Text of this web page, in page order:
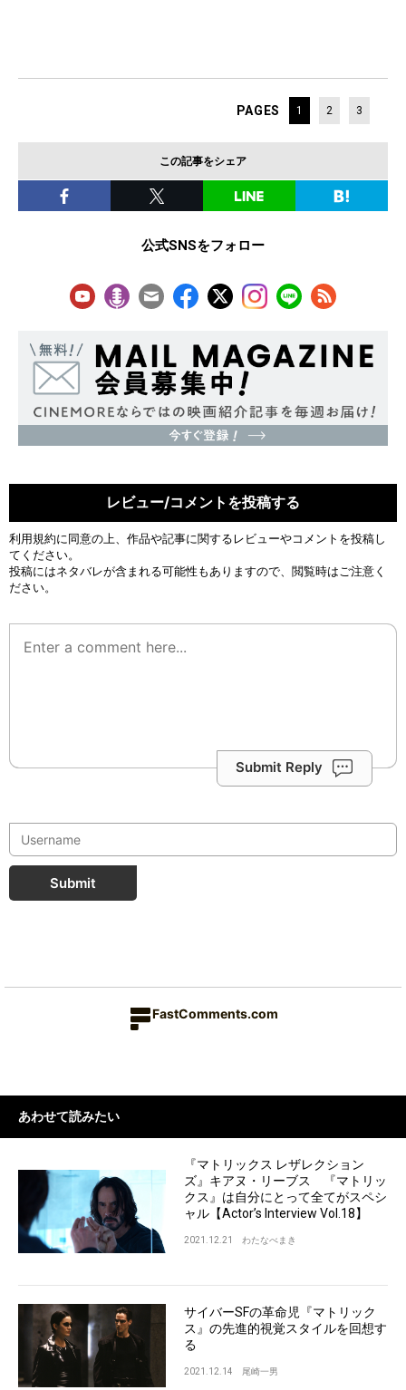
PAGES 1 2 3
この記事をシェア
公式SNSをフォロー
レビュー/コメントを投稿する
利用規約に同意の上、作品や記事に関するレビューやコメントを投稿し
てください。
投稿にはネタバレが含まれる可能性もありますので、閲覧時はご注意く
ださい。
Submit Reply
Submit
FastComments.com
あわせて読みたい
『マトリックス レザレクション
ズ』キアヌ・リーブス 『マトリッ
クス』は自分にとって全てがスペシ
ャル【Actor’s Interview Vol.18】
2021.12.21 わたなべまき
サイバーSFの革命児『マトリック
ス』の先進的視覚スタイルを回想す
る
2021.12.14 尾崎一男